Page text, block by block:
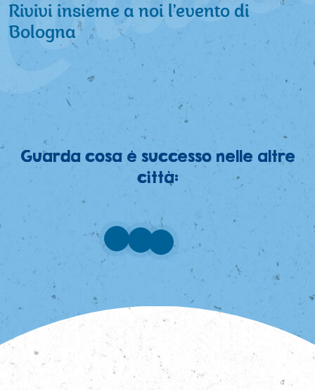
Rivivi insieme a noi l’evento di
Bologna
Guarda cosa è successo nelle altre
città: